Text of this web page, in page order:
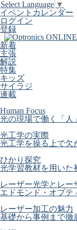
Select Language ▼
イベントカレンダー
ログイン
登録
新着
主張
解説
特集
キッズ
サイラジ
連載
Human Focus
光の現場で働く「人
光工学の実際
光工学を操る上で欠
ひかり探究
光学習教材を用いた
レーザー光学とレー
エドモンド・オプテ
レーザー加工の魅力
基礎から事例まで徹